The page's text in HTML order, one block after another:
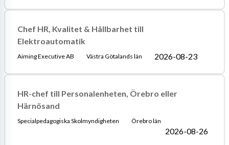
Chef HR, Kvalitet & Hållbarhet till
Elektroautomatik
Aiming Executive AB Västra Götalands län 2026-08-23
HR-chef till Personalenheten, Örebro eller
Härnösand
Specialpedagogiska Skolmyndigheten Örebro län
2026-08-26